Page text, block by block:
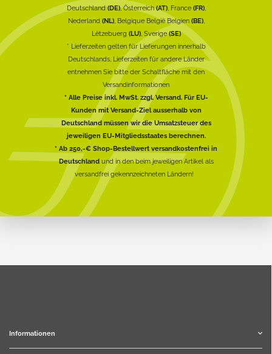
Deutschland(DE), Österreich(AT), France (FR),
Nederland (NL), Belgique België Belgien (BE),
Lëtzebuerg (LU), Sverige(SE)
* Lieferzeiten gelten für Lieferungen innerhalb
Deutschlands, Lieferzeiten für andere Länder
entnehmen Sie bitte der Schaltfläche mit den
Versandinformationen
* Alle Preise inkl. MwSt. zzgl. Versand. Für EU-
Kunden mit Versand-Ziel ausserhalb von
Deutschland müssen wir die Umsatzsteuer des
jeweiligen EU-Mitgliedsstaates berechnen.
* Ab 250,-€ Shop-Bestellwert versandkostenfrei in
Deutschlandund in den beim jeweiligen Artikel als
versandfrei gekennzeichneten Ländern!
Informationen